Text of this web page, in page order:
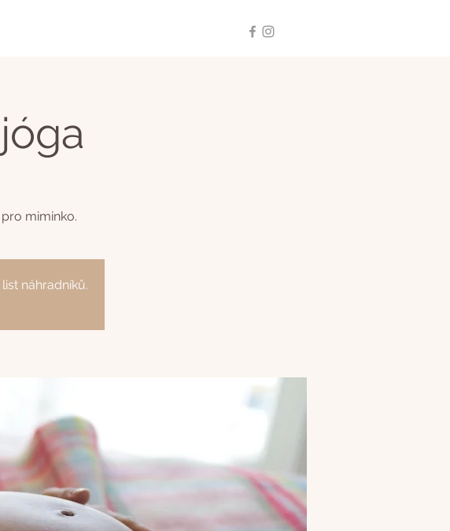
miminko.
náhradníků.